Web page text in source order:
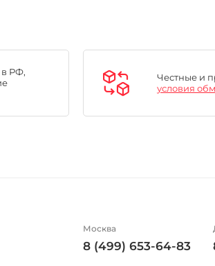
в РФ,
Честные и
условия
Москва
8 (499) 653-64-83